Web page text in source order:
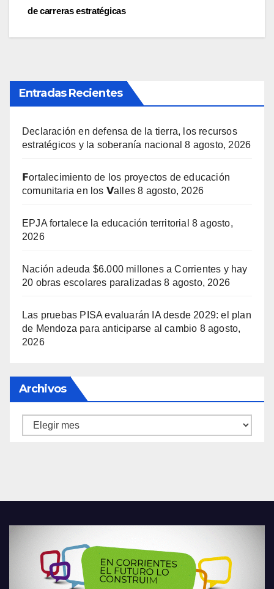
de carreras estratégicas
Entradas Recientes
Declaración en defensa de la tierra, los recursos
estratégicos y la soberanía nacional 8 agosto, 2026
𝗙ortalecimiento de los proyectos de educación
comunitaria en los 𝗩alles 8 agosto, 2026
EPJA fortalece la educación territorial 8 agosto,
2026
Nación adeuda $6.000 millones a Corrientes y hay
20 obras escolares paralizadas 8 agosto, 2026
Las pruebas PISA evaluarán IA desde 2029: el plan
de Mendoza para anticiparse al cambio 8 agosto,
2026
Archivos
Archivos